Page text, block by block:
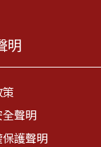
明
聲明
護聲明